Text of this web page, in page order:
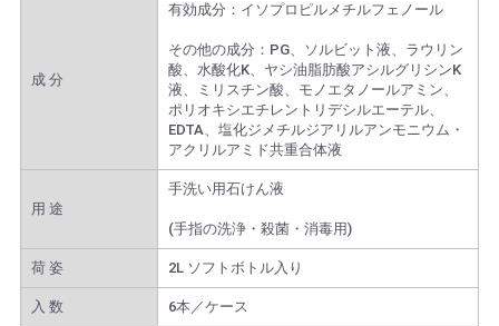
成 分
有効成分：イソプロピルメチルフェノール
その他の成分：PG、ソルビット液、ラウリン
酸、水酸化K、ヤシ油脂肪酸アシルグリシンK
液、ミリスチン酸、モノエタノールアミン、
ポリオキシエチレントリデシルエーテル、
EDTA、塩化ジメチルジアリルアンモニウム・
アクリルアミド共重合体液
用 途
手洗い用石けん液
(手指の洗浄・殺菌・消毒用)
荷 姿 2L ソフトボトル入り
入 数 6本／ケース